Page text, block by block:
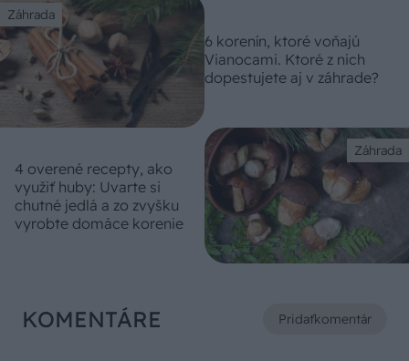
Záhrada
6 korenín, ktoré voňajú
Vianocami. Ktoré z nich
dopestujete aj v záhrade?
Záhrada
4 overené recepty, ako
využiť huby: Uvarte si
chutné jedlá a zo zvyšku
vyrobte domáce korenie
KOMENTÁRE Pridaťkomentár